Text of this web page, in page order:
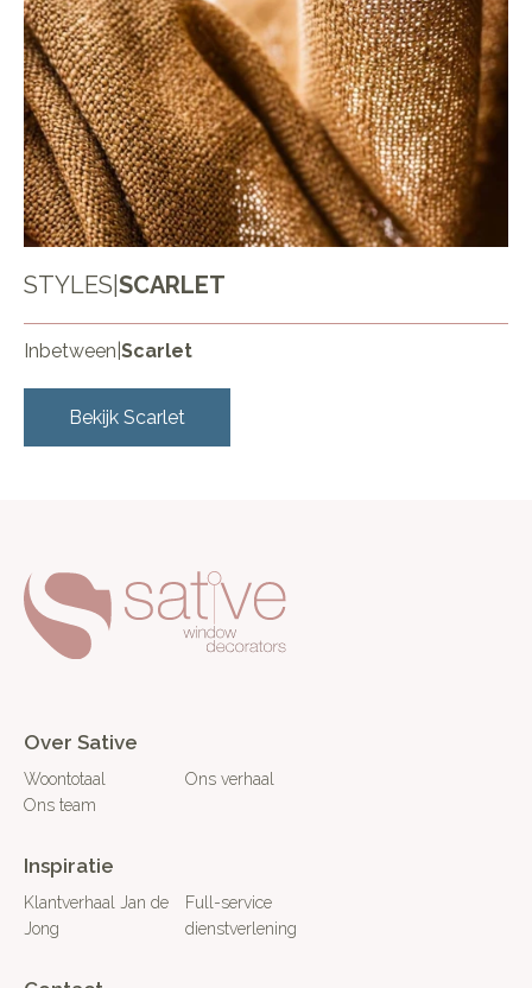
STYLES SCARLET
Inbetween Scarlet
Bekijk Scarlet
Over Sative
Woontotaal
Ons verhaal
Ons team
Inspiratie
Klantverhaal Jan de
Jong
Full-service
dienstverlening